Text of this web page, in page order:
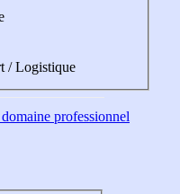
/ Logistique
professionnel